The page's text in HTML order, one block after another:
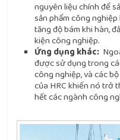
nguyên liệu chính để
sản phẩm công
tăng độ bám khi hàn,
kiện công nghiệp.
Ứng dụng khác:
được sử dụng trong
công nghiệp, và các
của HRC khiến nó trở
hết các ngành công